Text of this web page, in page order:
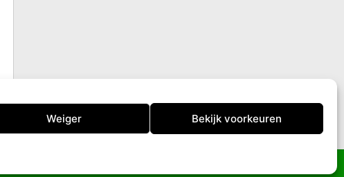
Weiger Bekijk voorkeuren